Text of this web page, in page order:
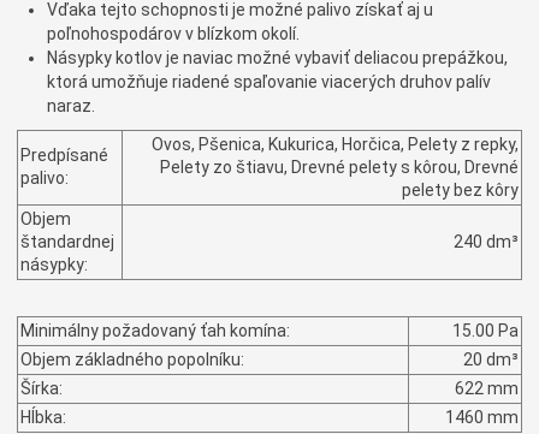
Vďaka tejto schopnosti je možné palivo získať aj u
poľnohospodárov v blízkom okolí.
Násypky kotlov je naviac možné vybaviť deliacou prepážkou,
ktorá umožňuje riadené spaľovanie viacerých druhov palív
naraz.
Predpísané
palivo:
Ovos, Pšenica, Kukurica, Horčica, Pelety z repky,
Pelety zo štiavu, Drevné pelety s kôrou, Drevné
pelety bez kôry
Objem
štandardnej
násypky:
240 dm³
Minimálny požadovaný ťah komína:
15.00 Pa
Objem základného popolníku:
20 dm³
Šírka:
622 mm
Hĺbka:
1460 mm